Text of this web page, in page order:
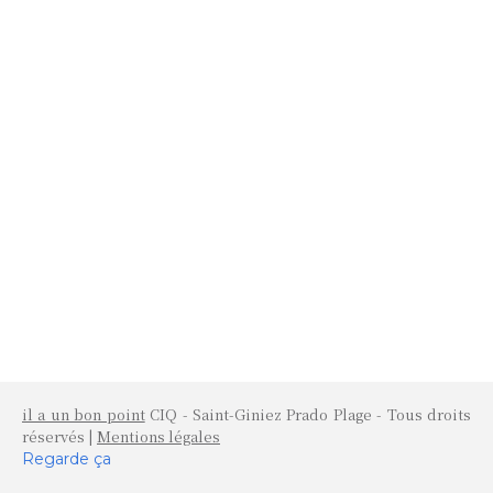
il a un bon pointCIQ - Saint-Giniez Prado Plage - Tous droits
réservés | Mentions légales
Regarde ça